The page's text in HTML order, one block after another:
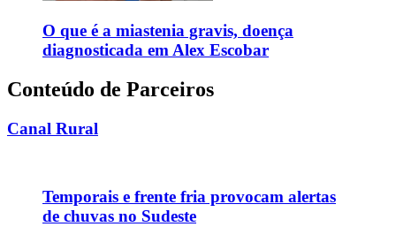
O que é a miastenia gravis, doença
diagnosticada em Alex Escobar
Conteúdo de Parceiros
Canal Rural
Temporais e frente fria provocam alertas
de chuvas no Sudeste